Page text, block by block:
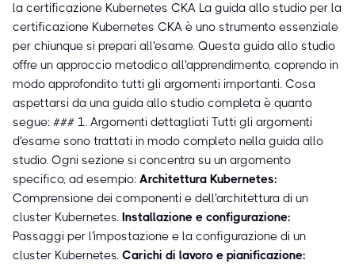
la certificazione Kubernetes CKA La guida allo studio per la
certificazione Kubernetes CKA è uno strumento essenziale
per chiunque si prepari all'esame. Questa guida allo studio
offre un approccio metodico all'apprendimento, coprendo in
modo approfondito tutti gli argomenti importanti. Cosa
aspettarsi da una guida allo studio completa è quanto
segue: ### 1. Argomenti dettagliati Tutti gli argomenti
d'esame sono trattati in modo completo nella guida allo
studio. Ogni sezione si concentra su un argomento
specifico, ad esempio: Architettura Kubernetes:
Comprensione dei componenti e dell'architettura di un
cluster Kubernetes. Installazione e configurazione:
Passaggi per l'impostazione e la configurazione di un
cluster Kubernetes. Carichi di lavoro e pianificazione: